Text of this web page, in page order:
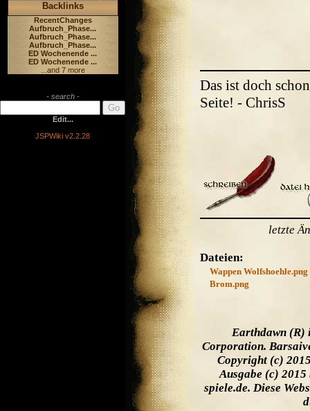
Backlinks
RecentChanges
Aufbruch_Phase...
Aufbruch_Phase...
Aufbruch_Phase...
ED Wochenende ...
ED Wochenende ...
...and 7 more
- search -
Edit...
JSPWiki v2.2.28
Das ist doch
Seite! - ChrisS
letzte
Dateien:
Wappen Wolfshoehle.png
Brom.png
Earthdawn (R)
Corporation.
Copyright (c)
Ausgabe (c) 2015
spiele.de. Diese